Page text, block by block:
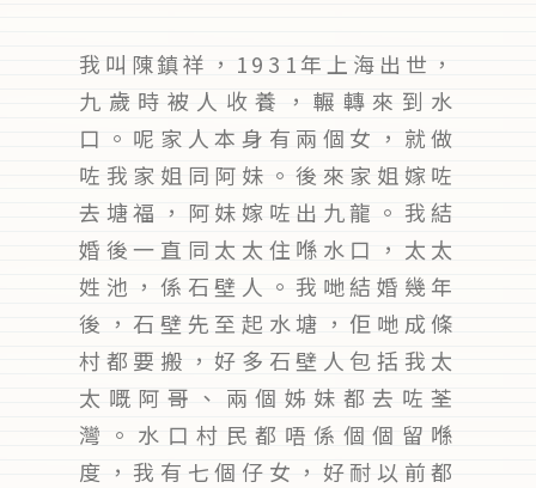
我叫陳鎮祥，1931年上海出世，
九歲時被人收養，輾轉來到水
口。呢家人本身有兩個女，就做
咗我家姐同阿妹。後來家姐嫁咗
去塘福，阿妹嫁咗出九龍。我結
婚後一直同太太住喺水口，太太
姓池，係石壁人。我哋結婚幾年
後，石壁先至起水塘，佢哋成條
村都要搬，好多石壁人包括我太
太嘅阿哥、兩個姊妹都去咗荃
灣。水口村民都唔係個個留喺
度，我有七個仔女，好耐以前都